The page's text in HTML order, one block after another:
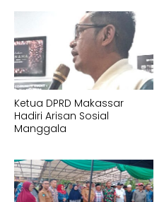
Ketua DPRD Makassar
Hadiri Arisan Sosial
Manggala